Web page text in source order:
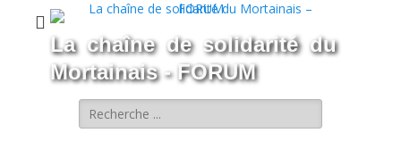
La chaîne de solidarité du
Mortainais - FORUM
Rechercher :